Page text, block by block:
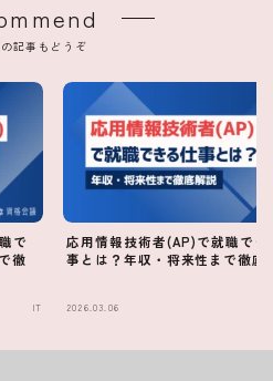
記事もどうぞ
で
徹
IT
応用情報技術者(AP)で就職でき
事とは？年収・将来性まで徹底
2026.03.06